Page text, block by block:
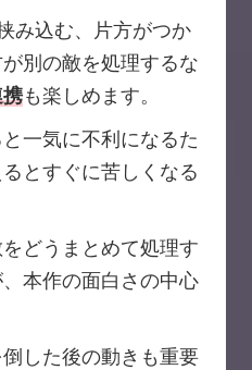
み込む、片方がつか
別の敵を処理するな
も楽しめます。
一気に不利になるた
とすぐに苦しくなる
どうまとめて処理す
、本作の面白さの中心
した後の動きも重要